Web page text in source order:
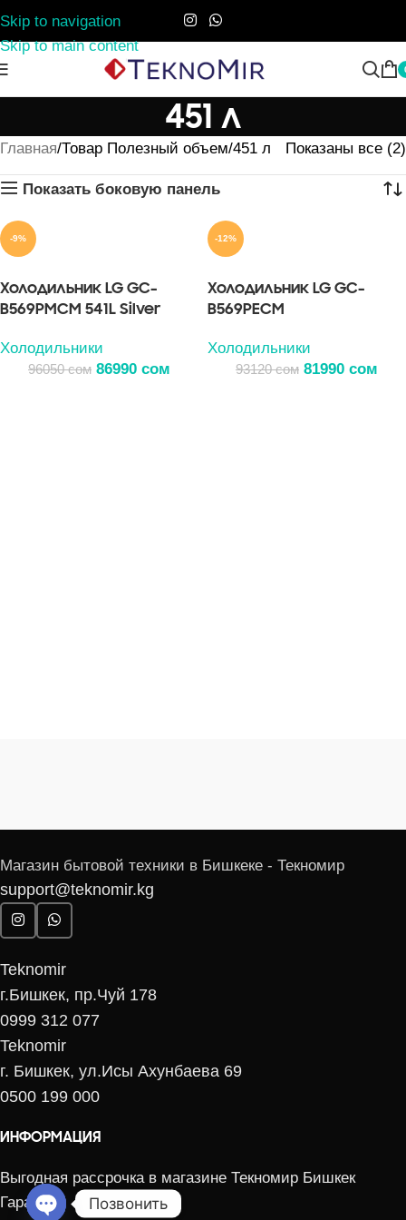
Skip to navigation
Skip to main content
451 л
Главная Товар Полезный объем 451 л Показаны все (2)
Показать боковую панель
-9%
Холодильник LG GC-
B569PMCM 541L Silver
Холодильники
96050сом 86990 сом
-12%
Холодильник LG GC-
B569PECM
Холодильники
93120сом 81990 сом
Магазин бытовой техники в Бишкеке - Текномир
support@teknomir.kg
Teknomir
г.Бишкек, пр.Чуй 178
0999 312 077
Teknomir
г. Бишкек, ул.Исы Ахунбаева 69
0500 199 000
ИНФОРМАЦИЯ
Выгодная рассрочка в магазине Текномир Бишкек
Гарантия
Позвонить